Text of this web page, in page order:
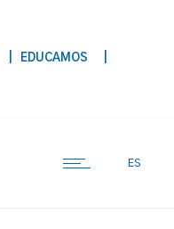
| EDUCAMOS
ES